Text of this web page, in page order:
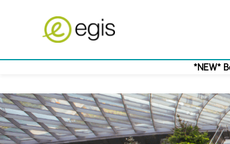
*NEW*